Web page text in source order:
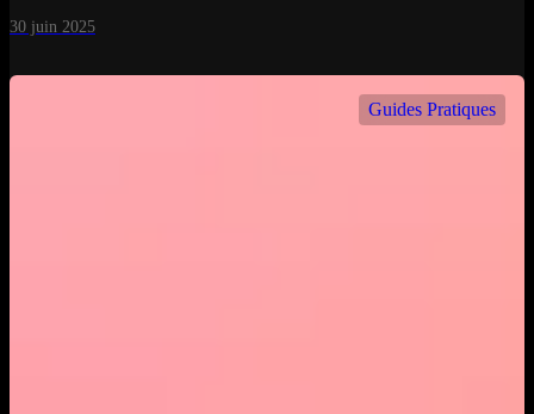
30 juin 2025
Guides Pratiques